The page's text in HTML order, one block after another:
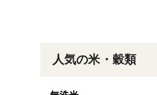
人気の米・穀類